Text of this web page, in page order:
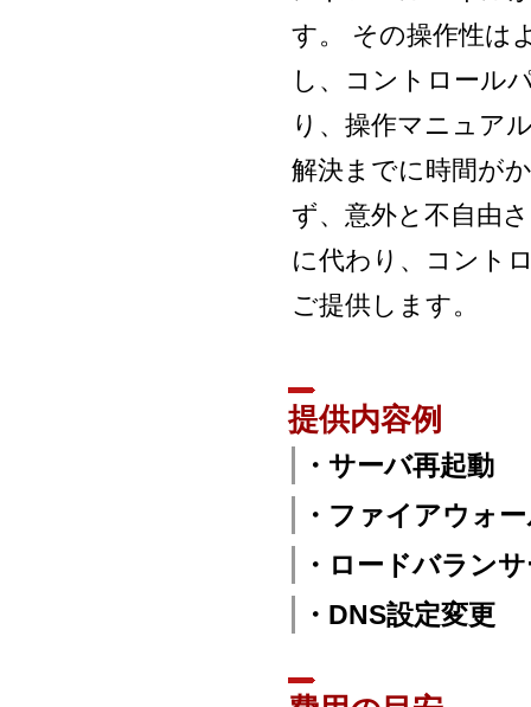
す。 その操作性は
し、コントロール
り、操作マニュア
解決までに時間が
ず、意外と不自由
に代わり、コント
ご提供します。
提供内容例
・サーバ再起動
・ファイアウォ
・ロードバラン
・DNS設定変更